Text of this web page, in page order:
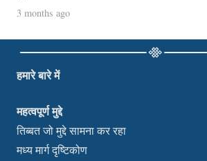
3 months ago
हमारे बारे में
महत्वपूर्ण मुद्दे
तिब्बत जो मुद्दे सामना कर रहा
मध्य मार्ग दृष्टिकोण